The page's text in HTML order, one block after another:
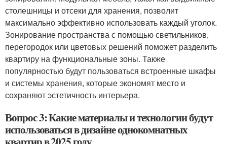
столешницы и отсеки для хранения, позволит
максимально эффективно использовать каждый уголок.
Зонирование пространства с помощью светильников,
перегородок или цветовых решений поможет разделить
квартиру на функциональные зоны. Также
популярностью будут пользоваться встроенные шкафы
и системы хранения, которые экономят место и
сохраняют эстетичность интерьера.
Вопрос 3: Какие материалы и технологии будут
использоваться в дизайне однокомнатных